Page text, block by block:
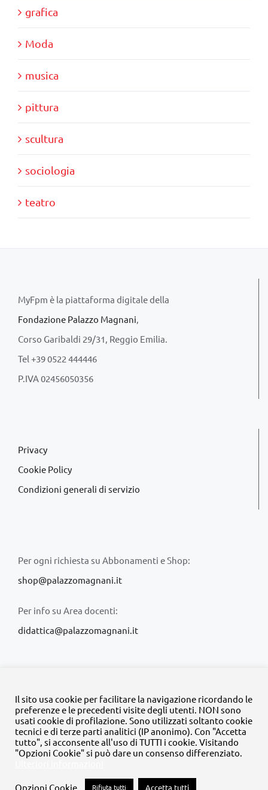
grafica
Moda
musica
pittura
scultura
sociologia
teatro
MyFpm è la piattaforma digitale della
Fondazione Palazzo Magnani,
Corso Garibaldi 29/31, Reggio Emilia.
Tel +39 0522 444446
P.IVA 02456050356
Privacy
Cookie Policy
Condizioni generali di servizio
Per ogni richiesta su Abbonamenti e Shop:
shop@palazzomagnani.it
Per info su Area docenti:
didattica@palazzomagnani.it
© Copyright 2020 -2026 | Tutti i diritti riservati | MyFpm è un
progetto dellaFondazione Palazzo Magnani
FacebookInstagram
TwitterLinkedInYouTube
Il sito usa cookie per facilitare la navigazione ricordando le
preferenze e le precedenti visite degli utenti. NON sono
usati cookie di profilazione. Sono utilizzati soltanto cookie
tecnici e di terze parti analitici (IP anonimo). Con "Accetta
tutto", si acconsente all'uso di TUTTI i cookie. Visitando
"Opzioni Cookie" si può dare un consenso differenziato.
Opzioni Cookie Rifiuta tutti Accetta tutti